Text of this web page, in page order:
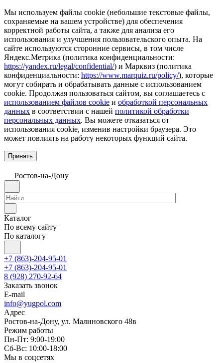
Мы используем файлы cookie (небольшие текстовые файлы,
сохраняемые на вашем устройстве) для обеспечения
корректной работы сайта, а также для анализа его
использования и улучшения пользовательского опыта. На
сайте используются сторонние сервисы, в том числе
Яндекс.Метрика (политика конфиденциальности:
https://yandex.ru/legal/confidential/) и Марквиз (политика
конфиденциальности: https://www.marquiz.ru/policy/), которые
могут собирать и обрабатывать данные с использованием
cookie. Продолжая пользоваться сайтом, вы соглашаетесь с
использованием файлов cookie и обработкой персональных
данных в соответствии с нашей политикой обработки
персональных данных. Вы можете отказаться от
использования cookie, изменив настройки браузера. Это
может повлиять на работу некоторых функций сайта.
Принять
Ростов-на-Дону
Каталог
По всему сайту
По каталогу
+7 (863)-204-95-01
+7 (863)-204-95-01
8 (928) 270-92-64
Заказать звонок
E-mail
info@yugpol.com
Адрес
Ростов-на-Дону, ул. Малиновского 48в
Режим работы
Пн-Пт: 9:00-19:00
Cб-Вс: 10:00-18:00
Мы в соцсетях